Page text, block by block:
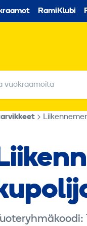
RamiKlubi
vuokraamoita
vuokraamoita